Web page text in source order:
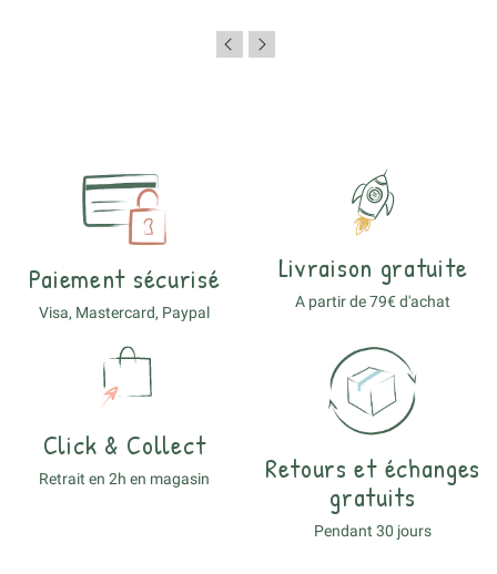
Paiement sécurisé
Visa, Mastercard, Paypal
Livraison gratuite
A partir de 79€ d'achat
Click & Collect
Retrait en 2h en magasin
Retours et échanges
gratuits
Pendant 30 jours